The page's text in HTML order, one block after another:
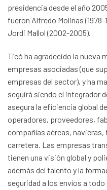
presidencia desde el año
fueron Alfredo Molinas (1978-
Jordi Mallol (2002-2005).
Ticó ha agradecido la nueva
empresas asociadas (que
empresas del sector), y ha
seguirá siendo el integrador
asegura la eficiencia global
operadores, proveedores,
compañías aéreas,
carretera. Las empresas
tienen una visión global y
además del talento y la
seguridad a los envíos a